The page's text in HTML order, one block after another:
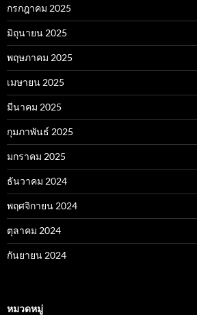
กรกฎาคม 2025
มิถุนายน 2025
พฤษภาคม 2025
เมษายน 2025
มีนาคม 2025
กุมภาพันธ์ 2025
มกราคม 2025
ธันวาคม 2024
พฤศจิกายน 2024
ตุลาคม 2024
กันยายน 2024
หมวดหมู่